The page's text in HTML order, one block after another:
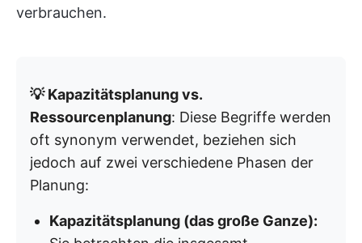
verbrauchen.
💡 Kapazitätsplanung vs.
Ressourcenplanung: Diese Begriffe werden
oft synonym verwendet, beziehen sich
jedoch auf zwei verschiedene Phasen der
Planung:
Kapazitätsplanung (das große Ganze):